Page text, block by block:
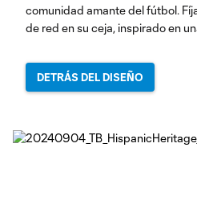
comunidad amante del fútbol.
de red en su ceja, inspirado en
DETRÁS DEL DISEÑO